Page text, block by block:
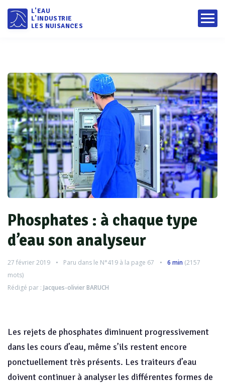
L'EAU
L'INDUSTRIE
LES NUISANCES
Phosphates : à chaque type
d’eau son analyseur
27 février 2019 Paru dans le N°419 à la page 67 6 min (2157
mots)
Rédigé par : Jacques-olivier BARUCH
Les rejets de phosphates diminuent progressivement
dans les cours d’eau, même s’ils restent encore
ponctuellement très présents. Les traiteurs d’eau
doivent continuer à analyser les différentes formes de